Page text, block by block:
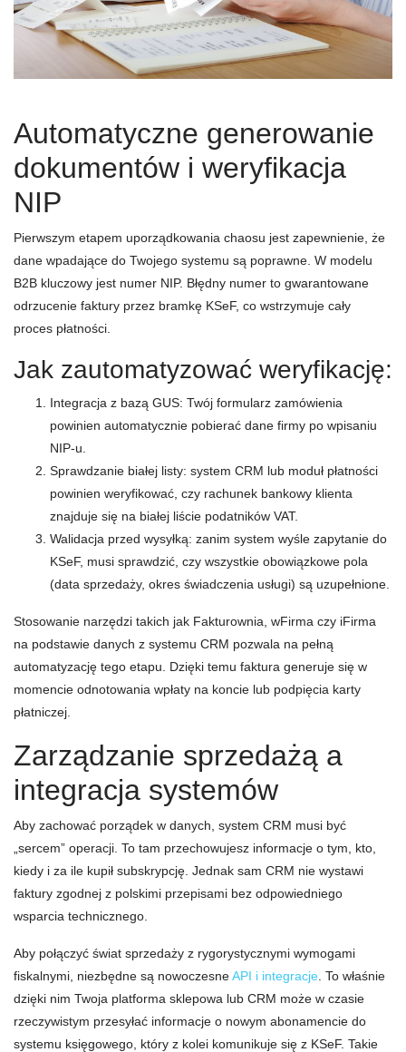
Automatyczne generowanie
dokumentów i weryfikacja
NIP
Pierwszym etapem uporządkowania chaosu jest zapewnienie, że
dane wpadające do Twojego systemu są poprawne. W modelu
B2B kluczowy jest numer NIP. Błędny numer to gwarantowane
odrzucenie faktury przez bramkę KSeF, co wstrzymuje cały
proces płatności.
Jak zautomatyzować weryfikację:
Integracja z bazą GUS: Twój formularz zamówienia
powinien automatycznie pobierać dane firmy po wpisaniu
NIP-u.
Sprawdzanie białej listy: system CRM lub moduł płatności
powinien weryfikować, czy rachunek bankowy klienta
znajduje się na białej liście podatników VAT.
Walidacja przed wysyłką: zanim system wyśle zapytanie do
KSeF, musi sprawdzić, czy wszystkie obowiązkowe pola
(data sprzedaży, okres świadczenia usługi) są uzupełnione.
Stosowanie narzędzi takich jak Fakturownia, wFirma czy iFirma
na podstawie danych z systemu CRM pozwala na pełną
automatyzację tego etapu. Dzięki temu faktura generuje się w
momencie odnotowania wpłaty na koncie lub podpięcia karty
płatniczej.
Zarządzanie sprzedażą a
integracja systemów
Aby zachować porządek w danych, system CRM musi być
„sercem” operacji. To tam przechowujesz informacje o tym, kto,
kiedy i za ile kupił subskrypcję. Jednak sam CRM nie wystawi
faktury zgodnej z polskimi przepisami bez odpowiedniego
wsparcia technicznego.
Aby połączyć świat sprzedaży z rygorystycznymi wymogami
fiskalnymi, niezbędne są nowoczesneAPI i integracje . To właśnie
dzięki nim Twoja platforma sklepowa lub CRM może w czasie
rzeczywistym przesyłać informacje o nowym abonamencie do
systemu księgowego, który z kolei komunikuje się z KSeF. Takie